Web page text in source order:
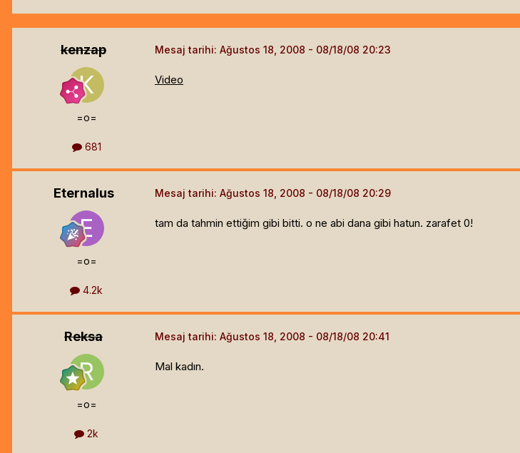
kenzap
=o=
681
Mesaj tarihi: Ağustos 18, 2008
Video
Eternalus
=o=
4.2k
Mesaj tarihi: Ağustos 18, 2008
tam da tahmin ettiğim gibi bitti. o ne abi dana gibi hatun. zarafet 0!
Reksa
=o=
2k
Mesaj tarihi: Ağustos 18, 2008
Mal kadın.